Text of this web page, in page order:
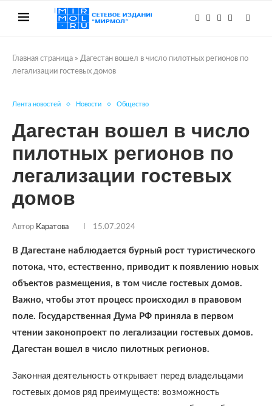
Главная страница » Дагестан вошел в число пилотных регионов по
легализации гостевых домов
Лента новостей Новости Общество
Дагестан вошел в число
пилотных регионов по
легализации гостевых
домов
Автор Каратова 15.07.2024
В Дагестане наблюдается бурный рост туристического
потока, что, естественно, приводит к появлению новых
объектов размещения, в том числе гостевых домов.
Важно, чтобы этот процесс происходил в правовом
поле. Государственная Дума РФ приняла в первом
чтении законопроект по легализации гостевых домов.
Дагестан вошел в число пилотных регионов.
Законная деятельность открывает перед владельцами
гостевых домов ряд преимуществ: возможность